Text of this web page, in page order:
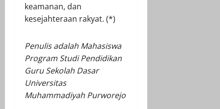
keamanan, dan
kesejahteraan rakyat. (*)
Penulis adalah Mahasiswa
Program Studi Pendidikan
Guru Sekolah Dasar
Universitas
Muhammadiyah Purworejo